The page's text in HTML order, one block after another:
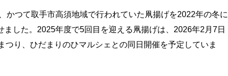
かつて取手市高須地域で行われていた凧揚げを2022年の冬に
した。2025年度で5回目を迎える凧揚げは、2026年2月7日
つり、ひだまりのひマルシェとの同日開催を予定していま